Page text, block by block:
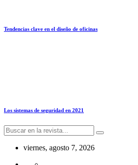
Tendencias clave en el diseño de oficinas
Los sistemas de seguridad en 2021
viernes, agosto 7, 2026